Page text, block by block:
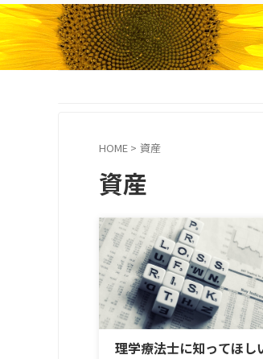
HOME > 資産
資産
理学療法士に知ってほし